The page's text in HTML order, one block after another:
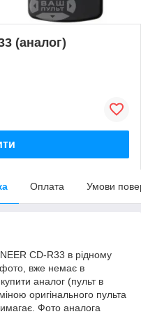
(аналог)
Оплата Умови
CD-R33 в рідному
фото, вже немає в
аналог (пульт в
оригінального пульта
Фото аналога